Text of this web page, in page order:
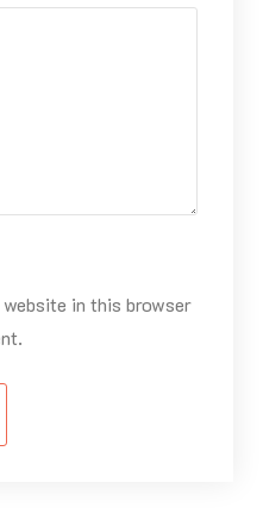
website in this browser